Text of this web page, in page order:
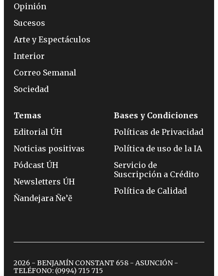
Opinión
Sucesos
Arte y Espectáculos
Interior
Correo Semanal
Sociedad
Temas
Editorial ÚH
Noticias positivas
Pódcast ÚH
Newsletters ÚH
Ñandejara Ñe’ẽ
Bases y Condiciones
Políticas de Privacidad
Política de uso de la IA
Servicio de
Suscripción a Crédito
Política de Calidad
2026 - BENJAMÍN CONSTANT 658 - ASUNCIÓN -
TELÉFONO: (0994) 715 715